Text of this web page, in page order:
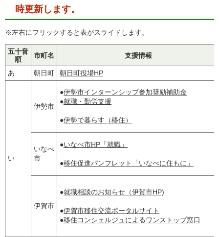
時更新します。
※左右にフリックすると表がスライドします。
五十音
順
市町名 支援情報
あ 朝日町 朝日町役場HP
い
伊勢市
●伊勢市インターンシップ参加奨励補助金
●就職・勤労支援
●伊勢で暮らす（移住）
いなべ
市
●いなべ市HP「就職」
●移住促進パンフレット「いなべに住もに」
伊賀市
●就職相談のお知らせ（伊賀市HP)
●伊賀市移住交流ポータルサイト
●移住コンシェルジュによるワンストップ窓口